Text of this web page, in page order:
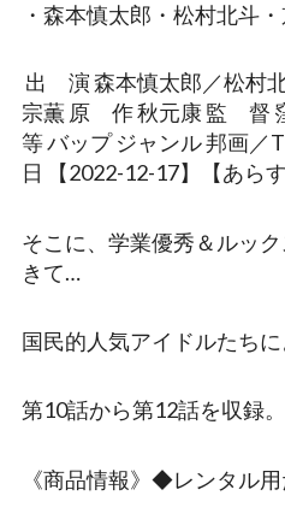
・森本慎太郎・松村北斗
出 演 森本慎太郎／松村
宗薫 原 作 秋元康 監 督
等 バップ ジャンル 邦画
日 【2022-12-17】【あら
そこに、学業優秀＆ルッ
きて…
国民的人気アイドルたちに
第10話から第12話を収録。
《商品情報》◆レンタル